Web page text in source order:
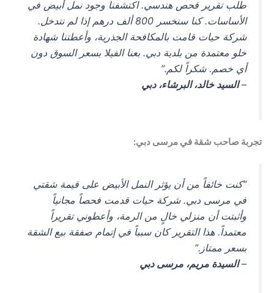
طلب تقرير فحص هندسي. اكتشفنا وجود نمل أبيض في
الأساسات. كنا سنخسر 800 ألف درهم إذا لم نتدخل.
شركة حيات قامت بالمكافحة الجذرية، وأعطتنا شهادة
خلو معتمدة من بلدية دبي. بعنا الفيلا بسعر السوق دون
أي خصم. شكراً لكم.”
–السيد خالد، البرشاء، دبي
تجربة صاحب شقة في مرسى دبي:
“كنت خائفاً من أن يؤثر النمل الأبيض على قيمة شقتي
في مرسى دبي. شركة حيات قدمت فحصاً مجانياً
وأثبتت أن منزلي خالٍ من الرمة، وأعطوني تقريراً
معتمداً. هذا التقرير كان سبباً في إتمام صفقة بيع الشقة
بسعر ممتاز.”
–السيدة مريم، مرسى دبي